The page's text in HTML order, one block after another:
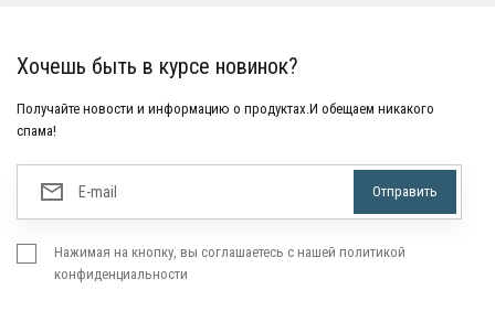
Хочешь быть в курсе новинок?
Получайте новости и информацию о продуктах.И обещаем никакого
спама!
Нажимая на кнопку, вы соглашаетесь с нашей политикой
конфиденциальности